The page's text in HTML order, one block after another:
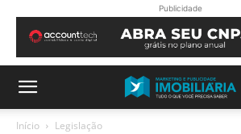
Publicidade
Início Legislação